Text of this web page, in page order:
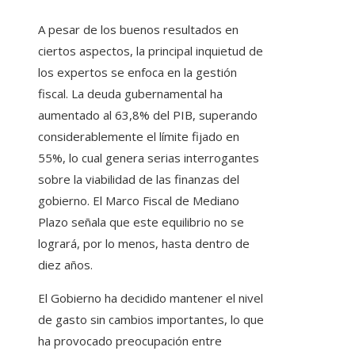
A pesar de los buenos resultados en
ciertos aspectos, la principal inquietud de
los expertos se enfoca en la gestión
fiscal. La deuda gubernamental ha
aumentado al 63,8% del PIB, superando
considerablemente el límite fijado en
55%, lo cual genera serias interrogantes
sobre la viabilidad de las finanzas del
gobierno. El Marco Fiscal de Mediano
Plazo señala que este equilibrio no se
logrará, por lo menos, hasta dentro de
diez años.
El Gobierno ha decidido mantener el nivel
de gasto sin cambios importantes, lo que
ha provocado preocupación entre